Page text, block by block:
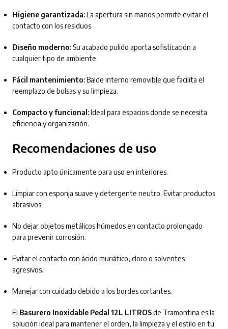
Higiene garantizada:La apertura sin manos permite evitar el
contacto con los residuos.
Diseño moderno:Su acabado pulido aporta sofisticación a
cualquier tipo de ambiente.
Fácil mantenimiento:Balde interno removible que facilita el
reemplazo de bolsas y su limpieza.
Compacto y funcional:Ideal para espacios donde se necesita
eficiencia y organización.
Recomendaciones de uso
Producto apto únicamente para uso en interiores.
Limpiar con esponja suave y detergente neutro. Evitar productos
abrasivos.
No dejar objetos metálicos húmedos en contacto prolongado
para prevenir corrosión.
Evitar el contacto con ácido muriático, cloro o solventes
agresivos.
Manejar con cuidado debido a los bordes cortantes.
El Basurero Inoxidable Pedal 12L LITROSde Tramontina es la
solución ideal para mantener el orden, la limpieza y el estilo en tu